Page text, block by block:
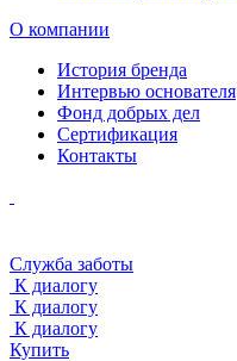
О компании
История бренда
Интервью основателя
Фонд добрых дел
Сертификация
Контакты
Служба заботы
К диалогу
К диалогу
К диалогу
Купить